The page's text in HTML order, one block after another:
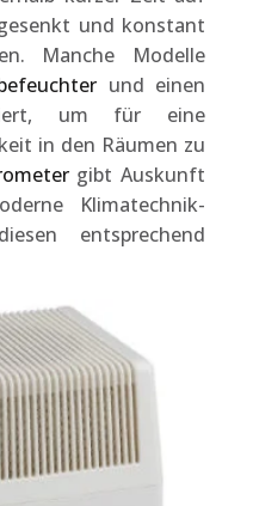
und konstant
Manche Modelle
und einen
um für eine
in den Räumen zu
gibt Auskunft
Klimatechnik-
entsprechend